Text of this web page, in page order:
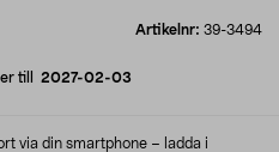
Artikelnr: 39-3494
till 2027-02-03
via din smartphone – ladda i